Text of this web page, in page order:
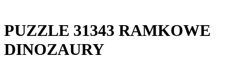
PUZZLE 31343 RAMKOWE
DINOZAURY